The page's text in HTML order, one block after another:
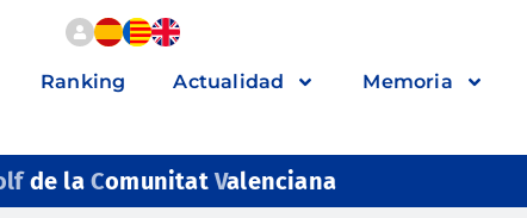
Ranking Actualidad Memoria
de la ComunitatValenciana